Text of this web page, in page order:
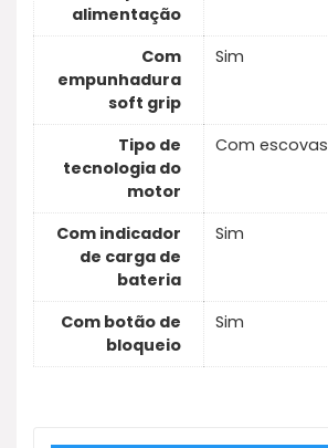
alimentação
Com
empunhadura
soft grip
Sim
Tipo de
tecnologia do
motor
Com escovas
Com indicador
de carga de
bateria
Sim
Com botão de
bloqueio
Sim